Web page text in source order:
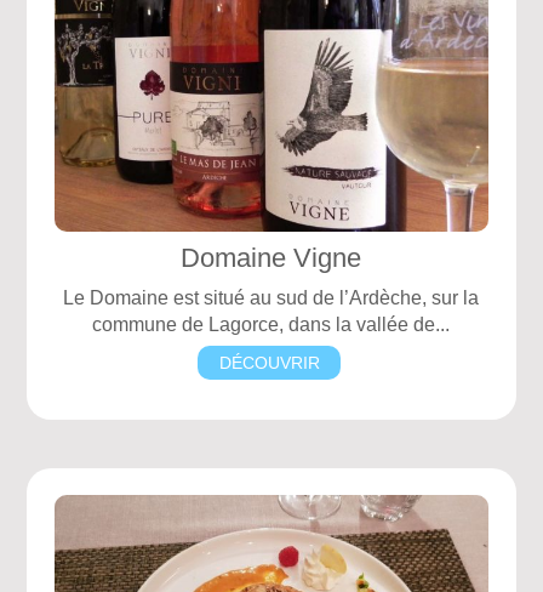
Domaine Vigne
Le Domaine est situé au sud de l’Ardèche, sur la
commune de Lagorce, dans la vallée de...
DÉCOUVRIR